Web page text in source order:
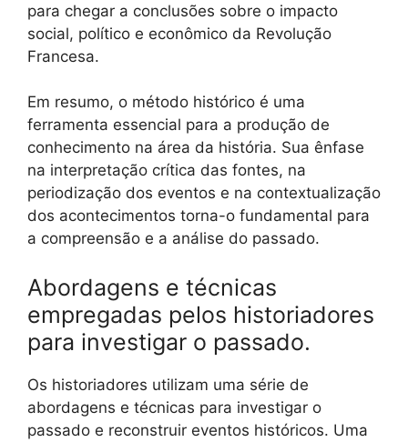
para chegar a conclusões sobre o impacto
social, político e econômico da Revolução
Francesa.
Em resumo, o método histórico é uma
ferramenta essencial para a produção de
conhecimento na área da história. Sua ênfase
na interpretação crítica das fontes, na
periodização dos eventos e na contextualização
dos acontecimentos torna-o fundamental para
a compreensão e a análise do passado.
Abordagens e técnicas
empregadas pelos historiadores
para investigar o passado.
Os historiadores utilizam uma série de
abordagens e técnicas para investigar o
passado e reconstruir eventos históricos. Uma